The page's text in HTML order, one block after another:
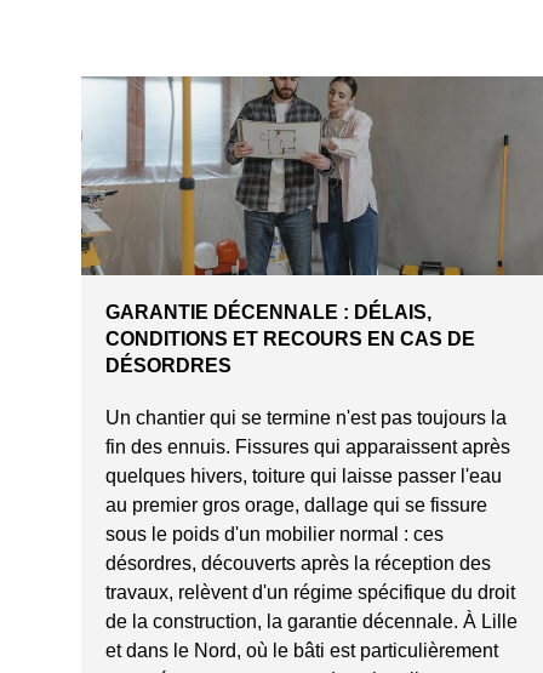
GARANTIE DÉCENNALE : DÉLAIS,
CONDITIONS ET RECOURS EN CAS DE
DÉSORDRES
Un chantier qui se termine n'est pas toujours la
fin des ennuis. Fissures qui apparaissent après
quelques hivers, toiture qui laisse passer l'eau
au premier gros orage, dallage qui se fissure
sous le poids d'un mobilier normal : ces
désordres, découverts après la réception des
travaux, relèvent d'un régime spécifique du droit
de la construction, la garantie décennale. À Lille
et dans le Nord, où le bâti est particulièrement